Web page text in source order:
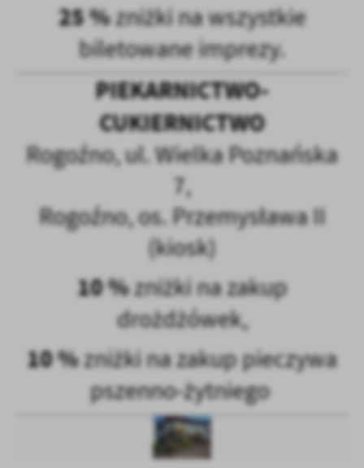
25 %zniżki na wszystkie
biletowane imprezy.
PIEKARNICTWO-
CUKIERNICTWO
Rogoźno, ul. Wielka Poznańska
7,
Rogoźno, os. Przemysława II
(kiosk)
10 %zniżki na zakup
drożdżówek,
10 %zniżki na zakup pieczywa
pszenno-żytniego